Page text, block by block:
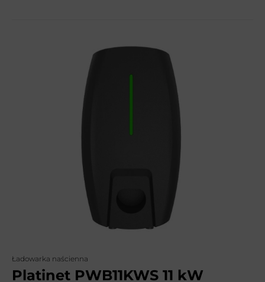
Ładowarka naścienna
Platinet PWB11KWS 11 kW